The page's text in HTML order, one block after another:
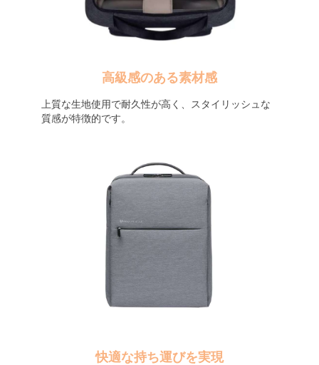
高級感のある素材感
上質な生地使用で耐久性が高く、スタイリッシュな
質感が特徴的です。
快適な持ち運びを実現